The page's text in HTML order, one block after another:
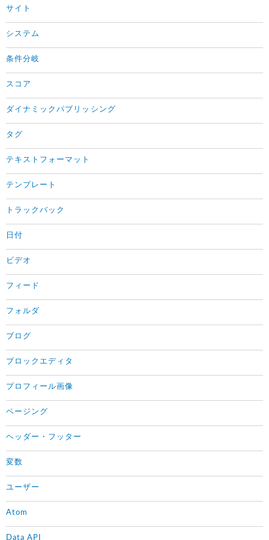
サイト
システム
条件分岐
スコア
ダイナミックパブリッシング
タグ
テキストフォーマット
テンプレート
トラックバック
日付
ビデオ
フィード
フォルダ
ブログ
ブロックエディタ
プロフィール画像
ページング
ヘッダー・フッター
変数
ユーザー
Atom
Data API